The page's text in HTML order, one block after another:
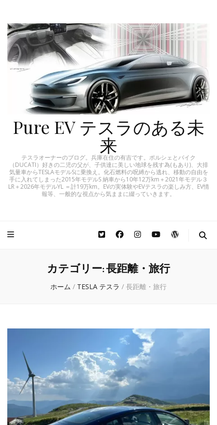
Pure EV テスラのある未
来
テスラオーナーのブログ。兵庫在住の有吉です。ポルシェとバイク
（DUCATI）好きの二児の父が、子供達に美しい地球を残す為(もあり)、大排
気量車からTESLAモデルSに乗換え。化石燃料の呪縛から逃れ、移動の自由を
手に入れてしまった2015年モデルS 納車から10年12万km＋2021年モデル３
LR＋2026年モデルYL ＝計19万km。EVの実体験やEVテスラの楽しみ方、EV情
報等、一般的な視点から気ままに綴っていきます。
カテゴリー:長距離・旅行
ホーム / TESLA テスラ / 長距離・旅行